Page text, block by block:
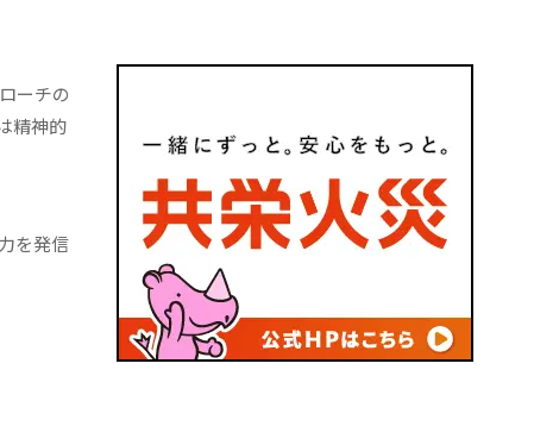
ーチの
精神的
を発信